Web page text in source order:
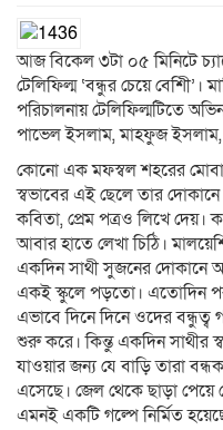
আজ বিকেল ৩টা ০৫ মিনিটে
টেলিফিল্ম ‘বন্ধুর চেয়ে বেশীি’।
পরিচালনায় টেলিফিল্মটিতে
পাভেল ইসলাম, মাহফুজ ইসলাম,
কোনো এক মফস্বল শহরের
স্বভাবের এই ছেলে তার
কবিতা, প্রেম পত্রও লিখে
আবার হাতে লেখা চিঠি।
একদিন সাথী সুজনের দোকানে
একই স্কুলে পড়তো। এতোদিন
এভাবে দিনে দিনে ওদের বন্ধুত্ব
শুরু করে। কিন্তু একদিন সাথীর
যাওয়ার জন্য যে বাড়ি তারা
এসেছে। জেল থেকে ছাড়া পেয়ে
এমনই একটি গল্পে নির্মিত